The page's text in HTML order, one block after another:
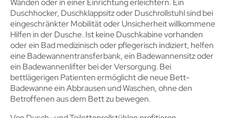
Wänden oder in einer Einrichtung erleichtern. Ein
Duschhocker, Duschklappsitz oder Duschrollstuhl sind bei
eingeschränkter Mobilität oder Unsicherheit willkommene
Hilfen in der Dusche. Ist keine Duschkabine vorhanden
oder ein Bad medizinisch oder pflegerisch indiziert, helfen
eine Badewannentransferbank, ein Badewannensitz oder
ein Badewannenlifter bei der Versorgung. Bei
bettlägerigen Patienten ermöglicht die neue Bett-
Badewanne ein Abbrausen und Waschen, ohne den
Betroffenen aus dem Bett zu bewegen.